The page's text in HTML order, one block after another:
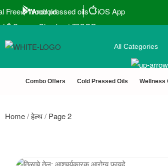
Android iOS App
Free🌿Wood pressed oils
🔒 Secure Checkout 💵COD
Happy Customers
Discount ˚ ༘⋆🛍️˚ Combo Offers
All Categories
Combo Offers Cold Pressed Oils Wellness
Home/हेल्थ/ Page 2